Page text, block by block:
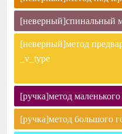
[неверный]спинальный
[неверный]метод
_v_type
[ручка]метод
[ручка]метод большого